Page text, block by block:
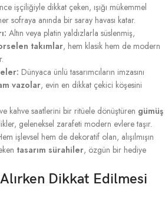
işçiliğiyle dikkat çeken, ışığı mükemmel
sofraya anında bir saray havası katar.
Altın veya platin yaldızlarla süslenmiş,
takımlar, hem klasik hem de modern
Dünyaca ünlü tasarımcıların imzasını
vazolar, evin en dikkat çekici köşesini
kahve saatlerini bir ritüele dönüştüren gümüş
geleneksel zarafeti modern evlere taşır.
işlevsel hem de dekoratif olan, alışılmışın
tasarım sürahiler, özgün bir hediye
Dikkat Edilmesi